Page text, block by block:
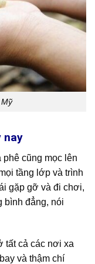
nay
cũng mọc lên
tầng lớp và trình
gặp gỡ và đi chơi,
bình đẳng, nói
tất cả các nơi xa
và thậm chí